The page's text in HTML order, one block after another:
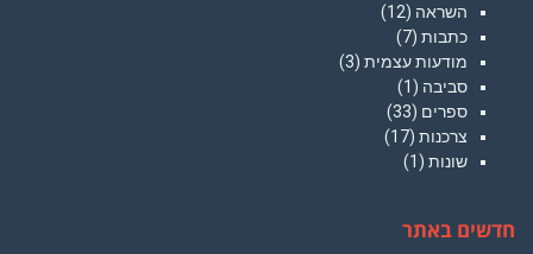
השראה (12)
כתבות (7)
מודעות עצמית (3)
סביבה (1)
ספרים (33)
צרכנות (17)
שונות (1)
חדשים באתר